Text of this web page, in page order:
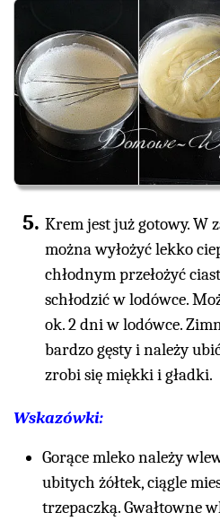
Krem jest już gotowy. W
można wyłożyć lekko
chłodnym przełożyć
schłodzić w lodówce.
ok. 2 dni w lodówce.
bardzo gęsty i należy
zrobi się miękki i gładki.
Wskazówki:
Gorące mleko należy
ubitych żółtek, ciągle
trzepaczką. Gwałtowne